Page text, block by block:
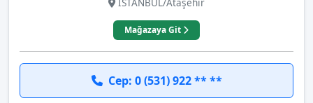
Mağazaya Git
Cep: 0 (531) 922 ** **